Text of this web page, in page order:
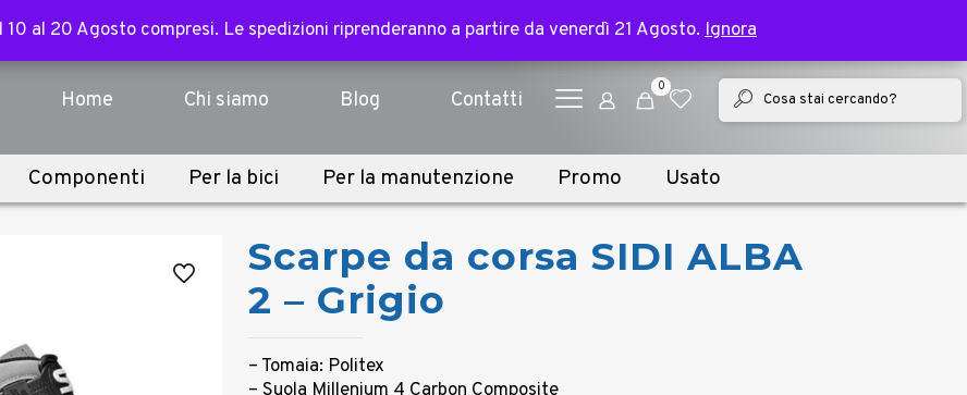
abbigliamento, componenti e sopra i 3.000€ per tutte le bike | Spedizione in 2 giorni lavorativi
Home Chi siamo Blog Contatti
0
Componenti Per la bici Per la manutenzione Promo Usato
Scarpe da corsa SIDI ALBA
2 – Grigio
– Tomaia: Politex
al 20 Agosto compresi. Le spedizioni riprenderanno a partire da venerdì 21 Agosto. Ignora
al 20 Agosto compresi. Le spedizioni riprenderanno a partire da venerdì 21 Agosto. Ignora